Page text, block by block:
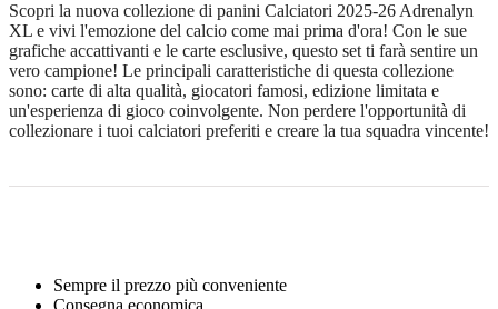
Scopri la nuova collezione di panini Calciatori 2025-26 Adrenalyn
XL e vivi l'emozione del calcio come mai prima d'ora! Con le sue
grafiche accattivanti e le carte esclusive, questo set ti farà sentire un
vero campione! Le principali caratteristiche di questa collezione
sono: carte di alta qualità, giocatori famosi, edizione limitata e
un'esperienza di gioco coinvolgente. Non perdere l'opportunità di
collezionare i tuoi calciatori preferiti e creare la tua squadra vincente!
Sempre il prezzo più conveniente